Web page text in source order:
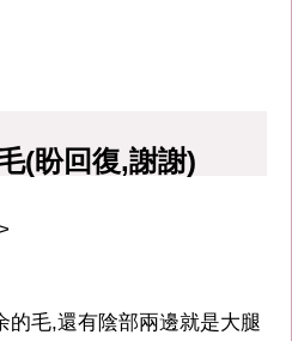
(盼回復,謝謝)
的毛,還有陰部兩邊就是大腿